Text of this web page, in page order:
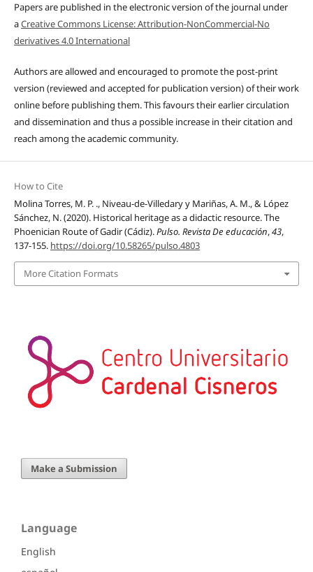
Papers are published in the electronic version of the journal under
aCreative Commons License: Attribution-NonCommercial-No
derivatives 4.0 International
Authors are allowed and encouraged to promote the post-print
version (reviewed and accepted for publication version) of their work
online before publishing them. This favours their earlier circulation
and dissemination and thus a possible increase in their citation and
reach among the academic community.
How to Cite
Molina Torres, M. P. ., Niveau-de-Villedary y Mariñas, A. M., & López
Sánchez, N. (2020). Historical heritage as a didactic resource. The
Phoenician Route of Gadir (Cádiz).Pulso. Revista De educación,43,
137-155. https://doi.org/10.58265/pulso.4803
More Citation Formats
Make a Submission
Language
English